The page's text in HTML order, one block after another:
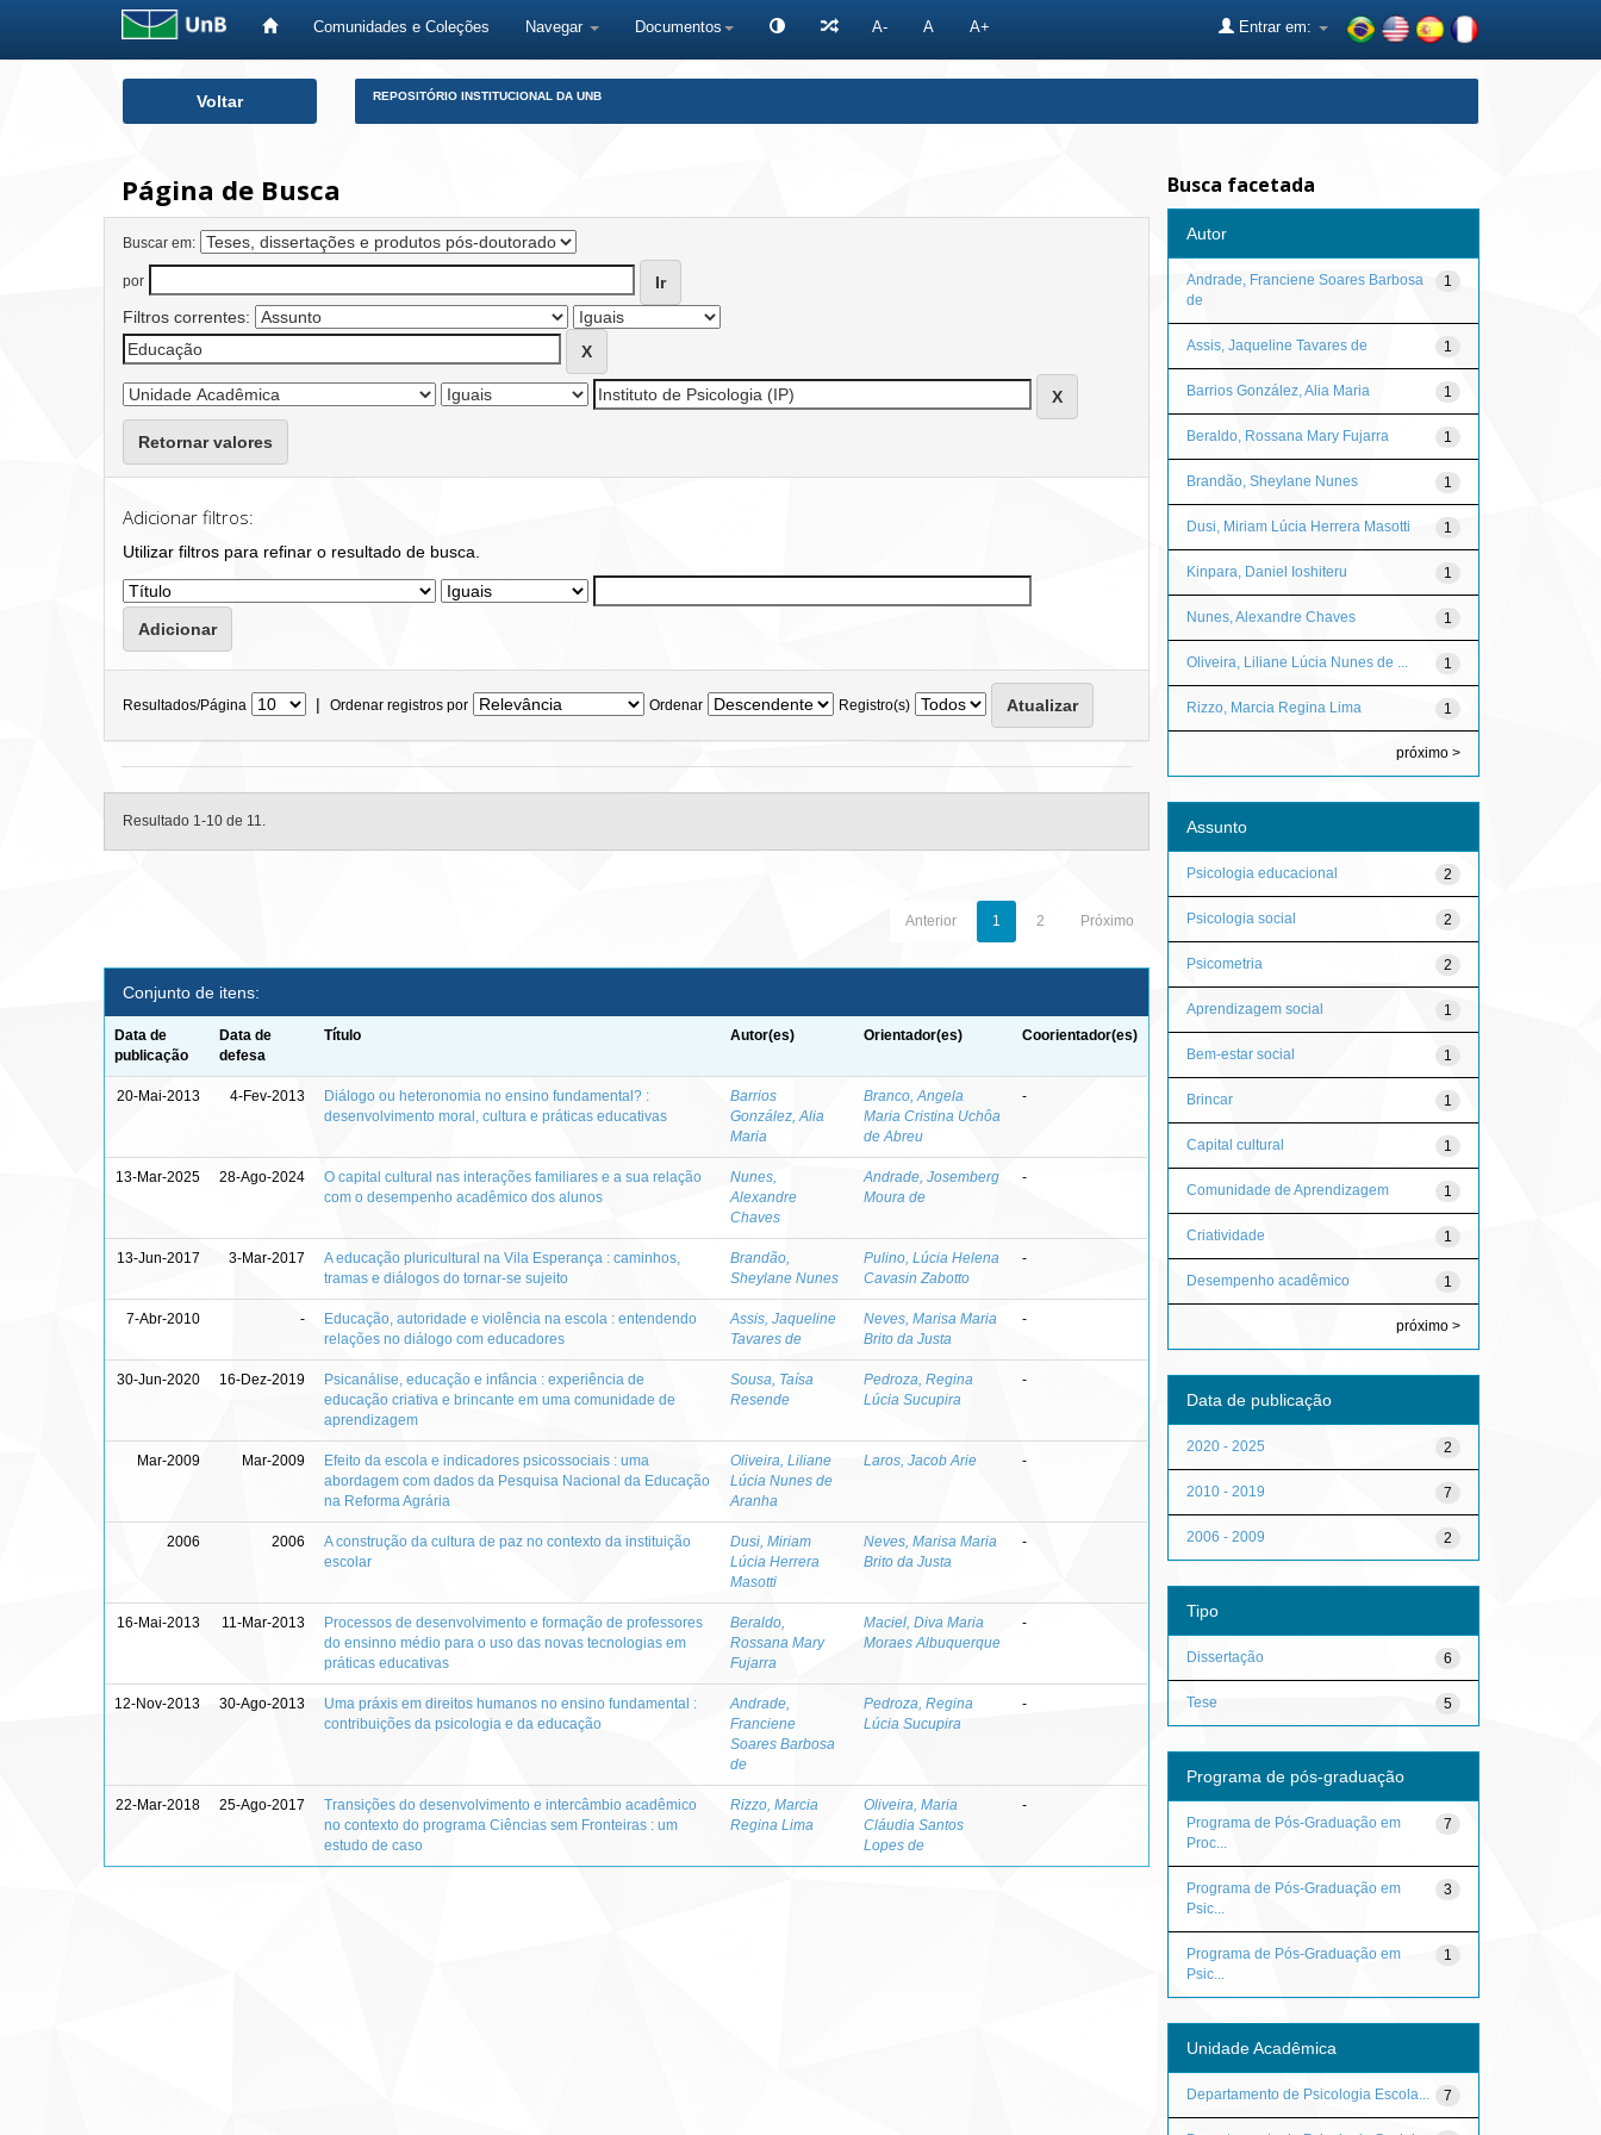
Comunidades e Coleções Navegar Documentos A- A A+ Entrar em:
Voltar REPOSITÓRIO INSTITUCIONAL DA UNB
Página de Busca
Buscar em:
por
Filtros correntes:
Retornar valores
Adicionar filtros:
Utilizar filtros para refinar o resultado de busca.
Resultados/Página | Ordenar registros por Ordenar Registro(s)
Resultado 1-10 de 11.
Anterior 1 2 Próximo
Conjunto de itens:
Data de
publicação
Data de
defesa
Título Autor(es) Orientador(es) Coorientador(es)
20-Mai-2013 4-Fev-2013
Diálogo ou heteronomia no ensino fundamental? :
desenvolvimento moral, cultura e práticas educativas
Barrios
González, Alia
Maria
Branco, Angela
Maria Cristina Uchôa
de Abreu
-
13-Mar-2025 28-Ago-2024
O capital cultural nas interações familiares e a sua relação
com o desempenho acadêmico dos alunos
Nunes,
Alexandre
Chaves
Andrade, Josemberg
Moura de
-
13-Jun-2017 3-Mar-2017
A educação pluricultural na Vila Esperança : caminhos,
tramas e diálogos do tornar-se sujeito
Brandão,
Sheylane Nunes
Pulino, Lúcia Helena
Cavasin Zabotto
-
7-Abr-2010 -
Educação, autoridade e violência na escola : entendendo
relações no diálogo com educadores
Assis, Jaqueline
Tavares de
Neves, Marisa Maria
Brito da Justa
-
30-Jun-2020 16-Dez-2019
Psicanálise, educação e infância : experiência de
educação criativa e brincante em uma comunidade de
aprendizagem
Sousa, Taísa
Resende
Pedroza, Regina
Lúcia Sucupira
-
Mar-2009 Mar-2009
Efeito da escola e indicadores psicossociais : uma
abordagem com dados da Pesquisa Nacional da Educação
na Reforma Agrária
Oliveira, Liliane
Lúcia Nunes de
Aranha
Laros, Jacob Arie -
2006 2006
A construção da cultura de paz no contexto da instituição
escolar
Dusi, Miriam
Lúcia Herrera
Masotti
Neves, Marisa Maria
Brito da Justa
-
16-Mai-2013 11-Mar-2013
Processos de desenvolvimento e formação de professores
do ensinno médio para o uso das novas tecnologias em
práticas educativas
Beraldo,
Rossana Mary
Fujarra
Maciel, Diva Maria
Moraes Albuquerque
-
12-Nov-2013 30-Ago-2013
Uma práxis em direitos humanos no ensino fundamental :
contribuições da psicologia e da educação
Andrade,
Franciene
Soares Barbosa
de
Pedroza, Regina
Lúcia Sucupira
-
22-Mar-2018 25-Ago-2017
Transições do desenvolvimento e intercâmbio acadêmico
no contexto do programa Ciências sem Fronteiras : um
estudo de caso
Rizzo, Marcia
Regina Lima
Oliveira, Maria
Cláudia Santos
Lopes de
-
Busca facetada
Autor
1
Andrade, Franciene Soares Barbosa
de
1
Assis, Jaqueline Tavares de
1
Barrios González, Alia Maria
1
Beraldo, Rossana Mary Fujarra
1
Brandão, Sheylane Nunes
1
Dusi, Miriam Lúcia Herrera Masotti
1
Kinpara, Daniel Ioshiteru
1
Nunes, Alexandre Chaves
1
Oliveira, Liliane Lúcia Nunes de ...
1
Rizzo, Marcia Regina Lima
próximo >
Assunto
2
Psicologia educacional
2
Psicologia social
2
Psicometria
1
Aprendizagem social
1
Bem-estar social
1
Brincar
1
Capital cultural
1
Comunidade de Aprendizagem
1
Criatividade
1
Desempenho acadêmico
próximo >
Data de publicação
2
2020 - 2025
7
2010 - 2019
2
2006 - 2009
Tipo
6
Dissertação
5
Tese
Programa de pós-graduação
7
Programa de Pós-Graduação em
Proc...
3
Programa de Pós-Graduação em
Psic...
1
Programa de Pós-Graduação em
Psic...
Unidade Acadêmica
7
Departamento de Psicologia Escola...